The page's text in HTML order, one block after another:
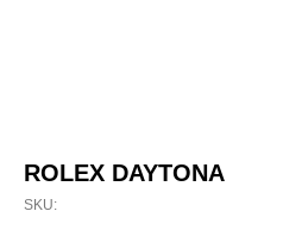
ROLEX DAYTONA
SKU: